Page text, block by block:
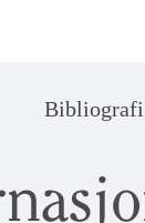
Bibliografi